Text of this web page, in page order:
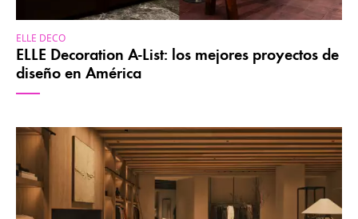
ELLE DECO
ELLE Decoration A-List: los mejores proyectos de
diseño en América